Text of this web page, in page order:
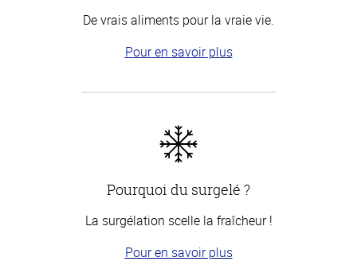
De vrais aliments pour la vraie vie.
Pour en savoir plus
Pourquoi du surgelé ?
La surgélation scelle la fraîcheur !
Pour en savoir plus